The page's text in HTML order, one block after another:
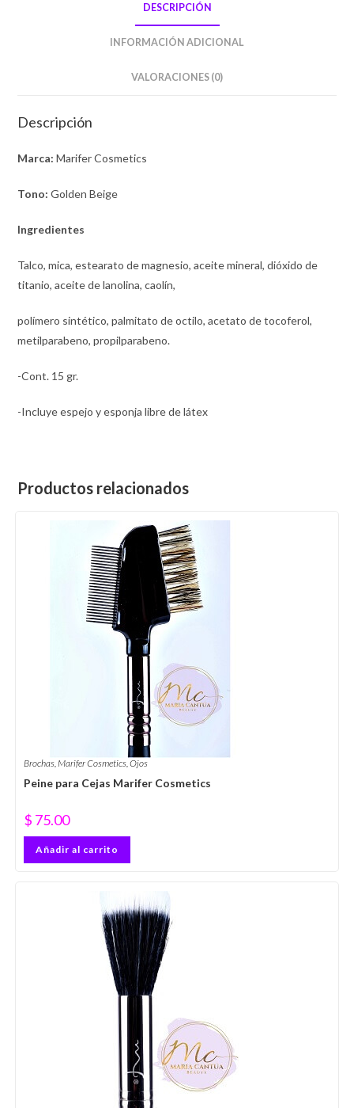
DESCRIPCIÓN
INFORMACIÓN ADICIONAL
VALORACIONES (0)
Descripción
Marca: Marifer Cosmetics
Tono: Golden Beige
Ingredientes
Talco, mica, estearato de magnesio, aceite mineral, dióxido de
titanio, aceite de lanolina, caolín,
polímero sintético, palmitato de octilo, acetato de tocoferol,
metilparabeno, propilparabeno.
-Cont. 15 gr.
-Incluye espejo y esponja libre de látex
Productos relacionados
Brochas, Marifer Cosmetics, Ojos
Peine para Cejas Marifer Cosmetics
$ 75.00
Añadir al carrito